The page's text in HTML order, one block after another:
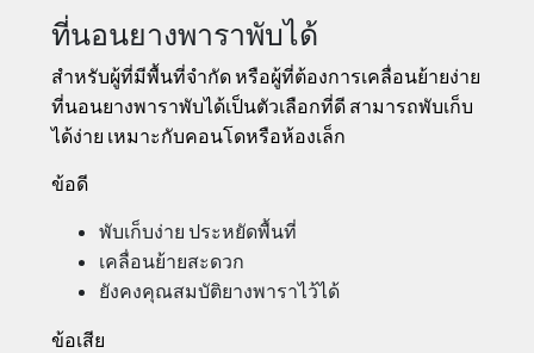
ที่นอนยางพาราพับได้
สำหรับผู้ที่มีพื้นที่จำกัด หรือผู้ที่ต้องการเคลื่อนย้ายง่าย
ที่นอนยางพาราพับได้เป็นตัวเลือกที่ดี สามารถพับเก็บ
ได้ง่าย เหมาะกับคอนโดหรือห้องเล็ก
ข้อดี
พับเก็บง่าย ประหยัดพื้นที่
เคลื่อนย้ายสะดวก
ยังคงคุณสมบัติยางพาราไว้ได้
ข้อเสีย